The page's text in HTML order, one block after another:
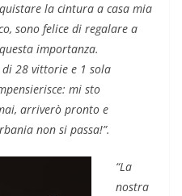
la cintura a casa mia
sono felice di regalare a
importanza.
di 28 vittorie e 1 sola
mi sto
arriverò pronto e
non si passa!”.
“La
nostra